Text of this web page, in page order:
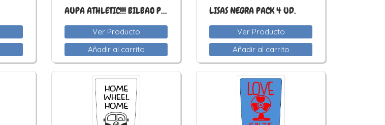
AUPA ATHLETIC!!! BILBAO PACK 4 UD.
Ver Producto
Añadir al carrito
LISAS NEGRA PACK 4 UD.
Ver Producto
Añadir al carrito